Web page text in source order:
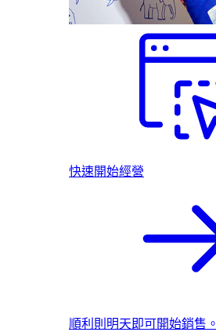
快速開始經營
順利則明天即可開始銷售。